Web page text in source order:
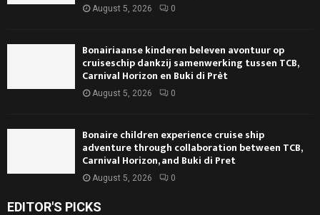
August 5, 2026 0
Bonairiaanse kinderen beleven avontuur op
cruiseschip dankzij samenwerking tussen TCB,
Carnival Horizon en Buki di Prèt
August 5, 2026 0
Bonaire children experience cruise ship
adventure through collaboration between TCB,
Carnival Horizon, and Buki di Pret
August 5, 2026 0
EDITOR'S PICKS